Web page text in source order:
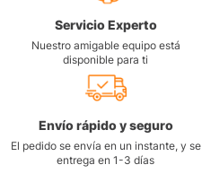
Servicio Experto
Nuestro amigable equipo está
disponible para ti
Envío rápido y seguro
El pedido se envía en un instante, y se
entrega en 1-3 días